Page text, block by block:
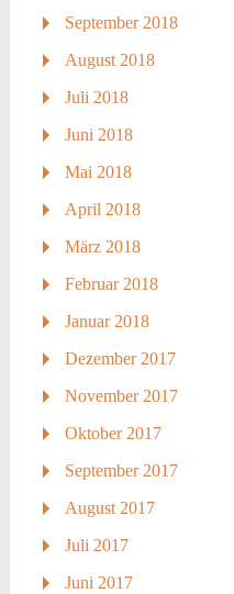
September 2018
August 2018
Juli 2018
Juni 2018
Mai 2018
April 2018
März 2018
Februar 2018
Januar 2018
Dezember 2017
November 2017
Oktober 2017
September 2017
August 2017
Juli 2017
Juni 2017